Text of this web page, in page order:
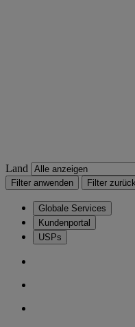
Land
Filter anwenden Filter
Globale Services
Kundenportal
USPs